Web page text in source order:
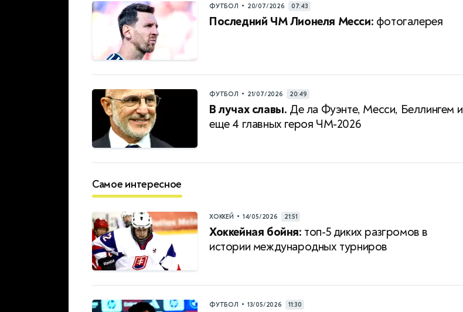
ФУТБОЛ • 20/07/2026 07:43
Последний ЧМ Лионеля Месси: фотогалерея
ФУТБОЛ • 21/07/2026 20:49
В лучах славы. Де ла Фуэнте, Месси, Беллингем и
еще 4 главных героя ЧМ-2026
Самое интересное
ХОККЕЙ • 14/05/2026 21:51
Хоккейная бойня: топ-5 диких разгромов в
истории международных турниров
ФУТБОЛ • 13/05/2026 11:30